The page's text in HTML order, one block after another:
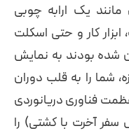
مانند یک ارابه چوبی
کار و حتی اسکلت
شده بودند به نمایش
شما را به قلب دوران
فناوری دریانوردی
سفر آخرت با کشتی) را